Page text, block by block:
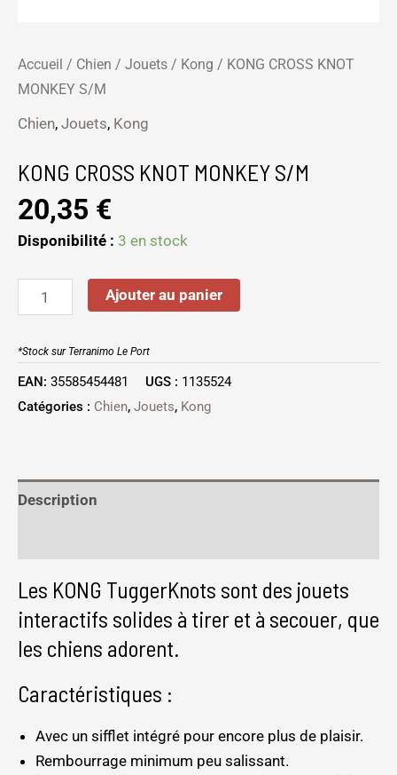
Accueil / Chien / Jouets / Kong / KONG CROSS KNOT
MONKEY S/M
Chien, Jouets, Kong
KONG CROSS KNOT MONKEY S/M
20,35 €
Disponibilité : 3 en stock
Ajouter au panier
*Stock sur Terranimo Le Port
EAN: 35585454481 UGS : 1135524
Catégories : Chien, Jouets, Kong
Description
Les KONG TuggerKnots sont des jouets
interactifs solides à tirer et à secouer, que
les chiens adorent.
Caractéristiques :
Avec un sifflet intégré pour encore plus de plaisir.
Rembourrage minimum peu salissant.